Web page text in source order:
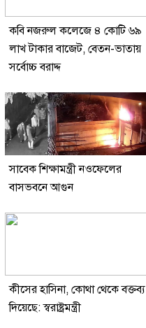
কবি নজরুল কলেজে ৪ কোটি ৬৯
লাখ টাকার বাজেট, বেতন-ভাতায়
সর্বোচ্চ বরাদ্দ
সাবেক শিক্ষামন্ত্রী নওফেলের
বাসভবনে আগুন
কীসের হাসিনা, কোথা থেকে বক্তব্য
দিয়েছে: স্বরাষ্ট্রমন্ত্রী